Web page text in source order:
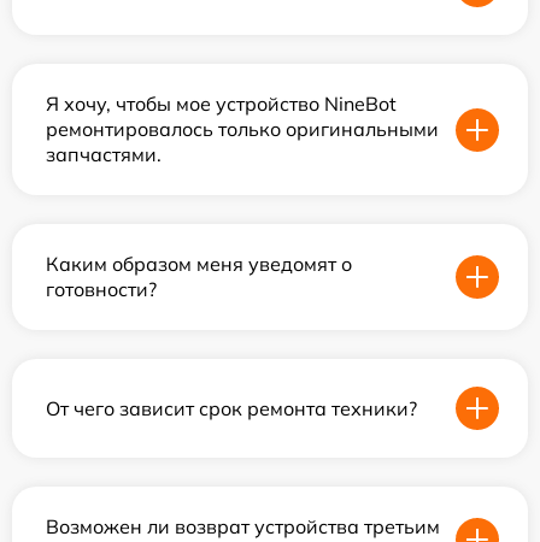
Я хочу, чтобы мое устройство NineBot
ремонтировалось только оригинальными
запчастями.
Каким образом меня уведомят о
готовности?
От чего зависит срок ремонта техники?
Возможен ли возврат устройства третьим